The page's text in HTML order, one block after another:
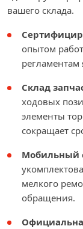
вашего склада.
опытом
регламентам
Склад
ходовых
элементы
сокращает
Мобильный
мелкого
обращения.